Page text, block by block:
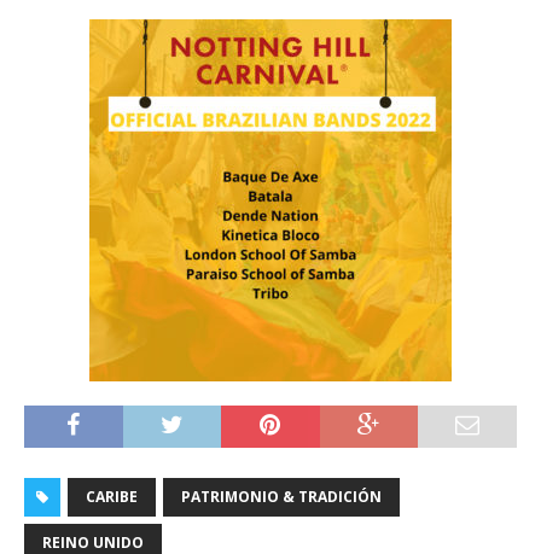
CARIBE PATRIMONIO & TRADICIÓN
REINO UNIDO